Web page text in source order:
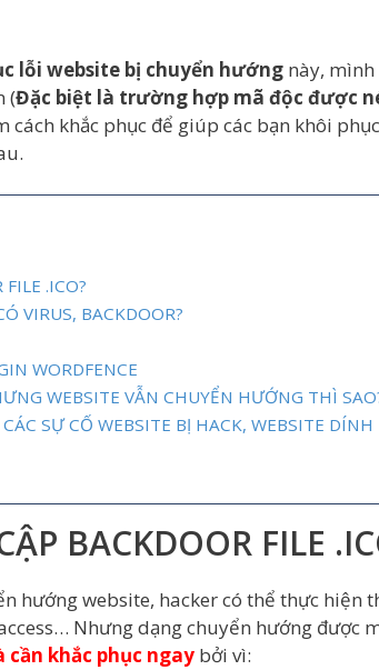
lỗi website bị chuyển hướng này, mình
(Đặc biệt là trường hợp mã độc được
cách khắc phục để giúp các bạn khôi
.ICO?
VIRUS, BACKDOOR?
WORDFENCE
WEBSITE VẪN CHUYỂN HƯỚNG THÌ
SỰ CỐ WEBSITE BỊ HACK, WEBSITE DÍNH
BACKDOOR FILE
hướng website, hacker có thể thực hiện
Nhưng dạng chuyển hướng được
cần khắc phục ngay bởi vì: